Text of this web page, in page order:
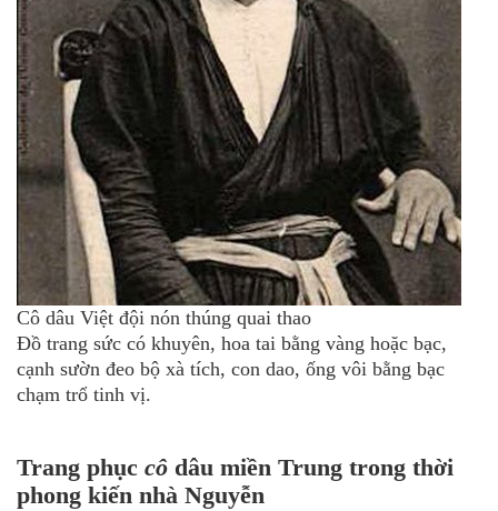
Cô dâu Việt đội nón thúng quai thao
Đồ trang sức có khuyên, hoa tai bằng vàng hoặc bạc,
cạnh sườn đeo bộ xà tích, con dao, ống vôi bằng bạc
chạm trổ tinh vị.
Trang phục cô dâu miền Trung trong thời
phong kiến nhà Nguyễn